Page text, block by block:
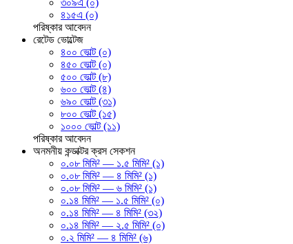
৪১৫এ (০)
পরিষ্কার আবেদন
রেটেড ভোল্টেজ
৪০০ ভোল্ট (০)
৪৫০ ভোল্ট (০)
৫০০ ভোল্ট (৮)
৬০০ ভোল্ট (৪)
৬৯০ ভোল্ট (৩১)
৮০০ ভোল্ট (১৫)
১০০০ ভোল্ট (১১)
পরিষ্কার আবেদন
অনমনীয় কন্ডাক্টর ক্রস সেকশন
০.০৮ মিমি² — ১.৫ মিমি² (১)
০.০৮ মিমি² — ৪ মিমি² (১)
০.০৮ মিমি² — ৬ মিমি² (১)
০.১৪ মিমি² — ১.৫ মিমি² (০)
০.১৪ মিমি² — ৪ মিমি² (৩২)
০.১৪ মিমি² — ২.৫ মিমি² (০)
০.২ মিমি² — ৪ মিমি² (৬)